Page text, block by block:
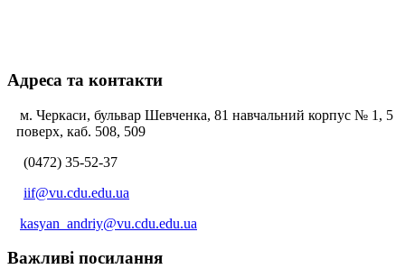
Адреса та контакти
м. Черкаси, бульвар Шевченка, 81 навчальний корпус № 1, 5
поверх, каб. 508, 509
(0472) 35-52-37
iif@vu.cdu.edu.ua
kasyan_andriy@vu.cdu.edu.ua
Важливі посилання